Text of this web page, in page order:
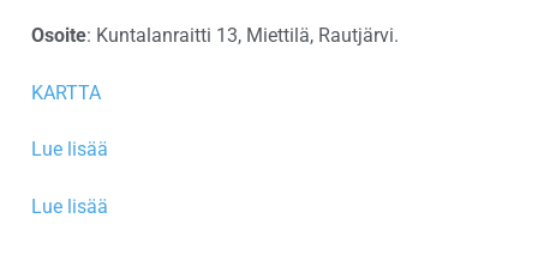
Osoite: Kuntalanraitti 13, Miettilä, Rautjärvi.
KARTTA
Lue lisää
Lue lisää